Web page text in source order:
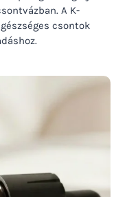
A K-
csontok